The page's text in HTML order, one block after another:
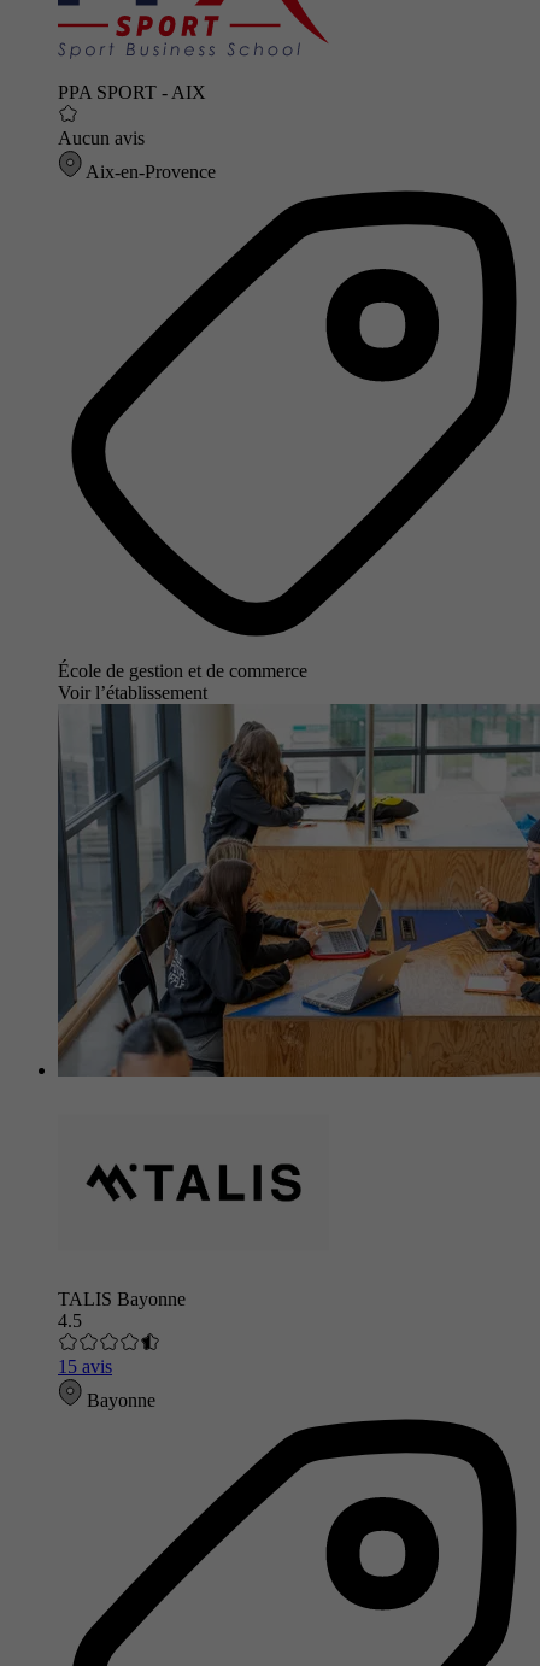
PPA SPORT - AIX
Aucun avis
Aix-en-Provence
École de gestion et de commerce
Voir l’établissement
TALIS Bayonne
4.5
15 avis
Bayonne